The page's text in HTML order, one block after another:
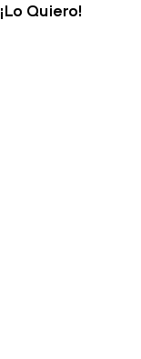
¡Lo Quiero!